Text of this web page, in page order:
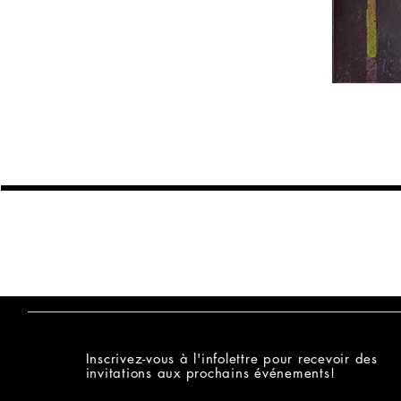
Inscrivez-vous à l'infolettre pour recevoir des
invitations aux prochains événements!